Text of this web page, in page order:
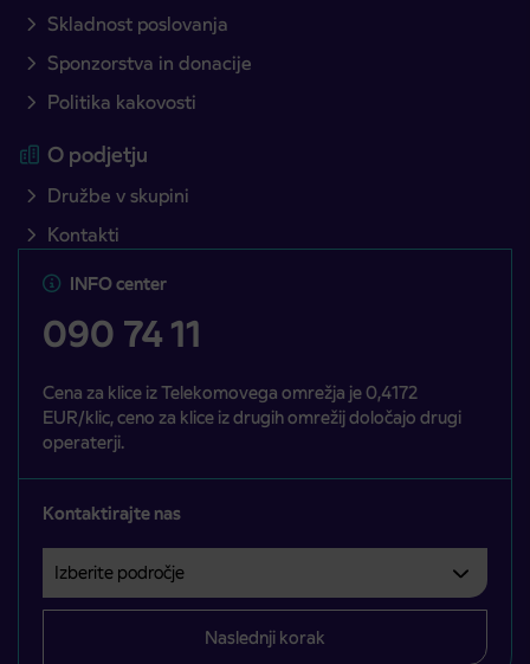
Skladnost poslovanja
Sponzorstva in donacije
Politika kakovosti
O podjetju
Družbe v skupini
Kontakti
INFO center
090 74 11
Cena za klice iz Telekomovega omrežja je 0,4172
EUR/klic, ceno za klice iz drugih omrežij določajo drugi
operaterji.
Kontaktirajte nas
Izberite področje
Področje je obvezno izbrati.
Naslednji korak